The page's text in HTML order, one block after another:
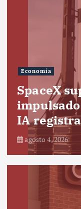
Economía
SpaceX
IA
agosto 4, 2026